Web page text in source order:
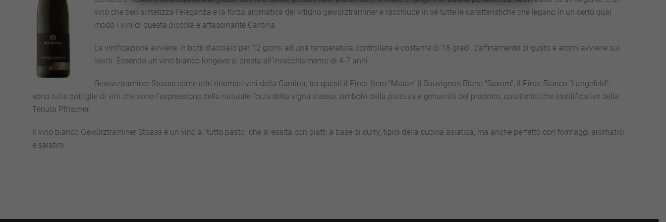
vino che ben sintetizza l’eleganza e la forza aromatica del vitigno gewürztraminer e racchiude in sé tutte le caratteristiche che legano in un certo qual
modo i vini di questa piccola e affascinante Cantina.
La vinificazione avviene in botti d’acciaio per 12 giorni ad una temperatura controllata e costante di 18 gradi. L’affinamento di gusto e aromi avviene sui
lieviti. Essendo un vino bianco longevo si presta all’invecchiamento di 4-7 anni.
Gewürztraminer Stoass come altri rinomati vini della Cantina, tra questi il Pinot Nero “Matan” il Sauvignon Blanc “Saxum”, il Pinot Bianco “Langefeld”,
sono tutte bottiglie di vini che sono l’espressione della naturale forza della vigna stessa, simbolo della purezza e genuinità del prodotto, caratteristiche identificative della
Tenuta Pfitscher.
Il vino bianco Gewürztraminer Stoass è un vino a “tutto pasto” che si esalta con piatti a base di curry, tipici della cucina asiatica, ma anche perfetto con formaggi aromatici
e salatini.